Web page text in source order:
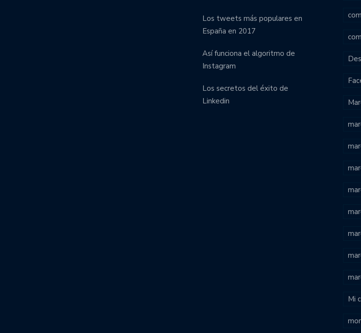
Los tweets más populares en
España en 2017
Así funciona el algoritmo de
Instagram
Los secretos del éxito de
Linkedin
Mi